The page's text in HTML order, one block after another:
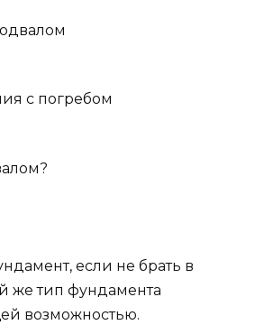
с погребом
если не брать в
же тип фундамента
возможностью.